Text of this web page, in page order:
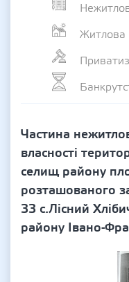
Житлова
Частина
власності
селищ району
розташованого
33 с.Лісний
району Івано-